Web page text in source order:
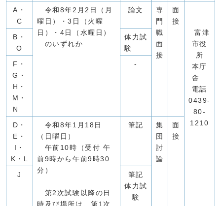
A・
C
令和8年2月2日（月
曜日）・3日（火曜
日）・4日（水曜日）
のいずれか
論文
専
門
職
面
接
面
接
富津
市役
所
本庁
舎
電話
0439-
80-
1210
B・
O
体力試
験
F・
G・
H・
M・
N
-
D・
E・
I・
K・L
令和8年1月18日
（日曜日）
午前10時（受付 午
前9時から午前9時30
分）
第2次試験以降の日
時及び場所は、第1次
筆記
集
団
討
論
面
接
J
筆記
体力試
験